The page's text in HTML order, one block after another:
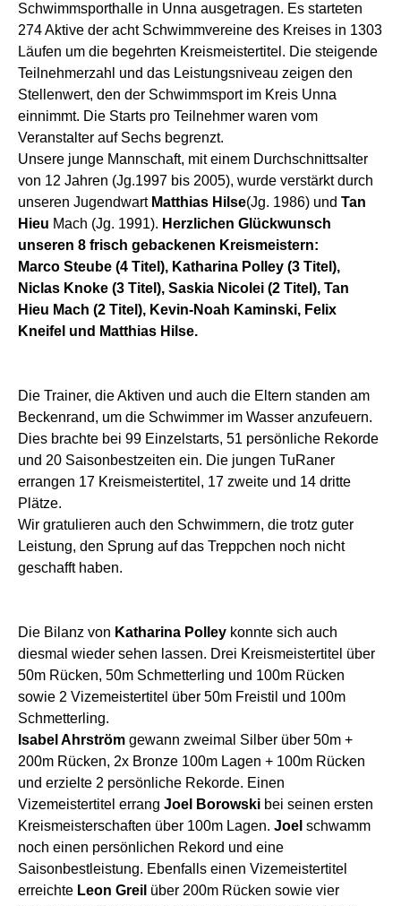
Schwimmsporthalle in Unna ausgetragen. Es starteten
274 Aktive der acht Schwimmvereine des Kreises in 1303
Läufen um die begehrten Kreismeistertitel. Die steigende
Teilnehmerzahl und das Leistungsniveau zeigen den
Stellenwert, den der Schwimmsport im Kreis Unna
einnimmt. Die Starts pro Teilnehmer waren vom
Veranstalter auf Sechs begrenzt.
Unsere junge Mannschaft, mit einem Durchschnittsalter
von 12 Jahren (Jg.1997 bis 2005), wurde verstärkt durch
unseren Jugendwart Matthias Hilse(Jg. 1986) und Tan
Hieu Mach (Jg. 1991). Herzlichen Glückwunsch
unseren 8 frisch gebackenen Kreismeistern:
Marco Steube (4 Titel), Katharina Polley (3 Titel),
Niclas Knoke (3 Titel), Saskia Nicolei (2 Titel), Tan
Hieu Mach (2 Titel), Kevin-Noah Kaminski, Felix
Kneifel und Matthias Hilse.
Die Trainer, die Aktiven und auch die Eltern standen am
Beckenrand, um die Schwimmer im Wasser anzufeuern.
Dies brachte bei 99 Einzelstarts, 51 persönliche Rekorde
und 20 Saisonbestzeiten ein. Die jungen TuRaner
errangen 17 Kreismeistertitel, 17 zweite und 14 dritte
Plätze.
Wir gratulieren auch den Schwimmern, die trotz guter
Leistung, den Sprung auf das Treppchen noch nicht
geschafft haben.
Die Bilanz von Katharina Polley konnte sich auch
diesmal wieder sehen lassen. Drei Kreismeistertitel über
50m Rücken, 50m Schmetterling und 100m Rücken
sowie 2 Vizemeistertitel über 50m Freistil und 100m
Schmetterling.
Isabel Ahrström gewann zweimal Silber über 50m +
200m Rücken, 2x Bronze 100m Lagen + 100m Rücken
und erzielte 2 persönliche Rekorde. Einen
Vizemeistertitel errang Joel Borowski bei seinen ersten
Kreismeisterschaften über 100m Lagen. Joel schwamm
noch einen persönlichen Rekord und eine
Saisonbestleistung. Ebenfalls einen Vizemeistertitel
erreichte Leon Greil über 200m Rücken sowie vier